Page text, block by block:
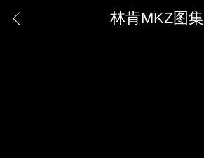
林肯MKZ图集